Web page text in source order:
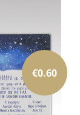
€0.60